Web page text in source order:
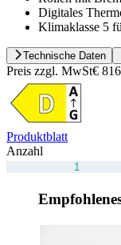
Digitales
Klimaklasse 5
Technische Daten
Preis zzgl. MwSt€
Produktblatt
Anzahl